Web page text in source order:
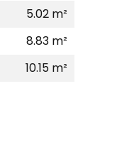
5.02 m²
8.83 m²
10.15 m²